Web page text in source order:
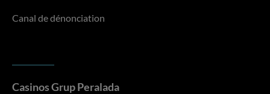
Canal de dénonciation
Casinos Grup Peralada